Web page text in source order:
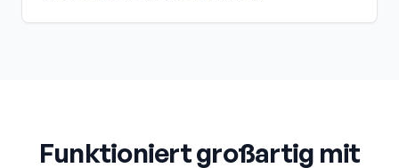
Funktioniert großartig mit